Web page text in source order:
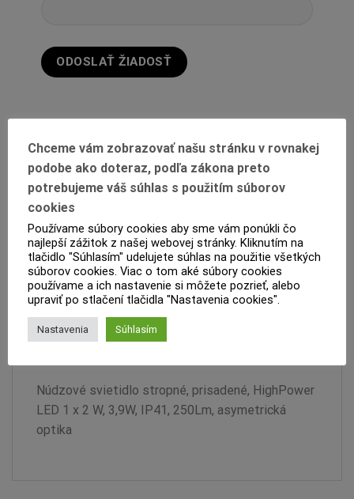
POPIS
ĎALŠIE INFORMÁCIE
PRODUKTOVÝ LIST
RECENZIE (0)
Núdzové svietidlo stropné, prisadené, HighPower
LED 1 x 2 W, 3,9W, IP41, 250Lm, asymetrická
optika
Chceme vám zobrazovať našu stránku v rovnakej
podobe ako doteraz, podľa zákona preto
potrebujeme váš súhlas s použitím súborov
cookies
Používame súbory cookies aby sme vám ponúkli čo
najlepší zážitok z našej webovej stránky. Kliknutím na
tlačidlo "Súhlasím" udelujete súhlas na použitie všetkých
súborov cookies. Viac o tom aké súbory cookies
používame a ich nastavenie si môžete pozrieť, alebo
upraviť po stlačení tlačidla "Nastavenia cookies".
Nastavenia Súhlasím